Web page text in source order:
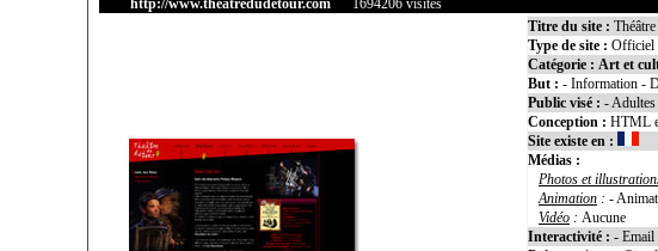
http://www.theatredudetour.com 1694206 visites
Titre du site :
Type de site : Officiel
Catégorie : Art et
But : - Information -
Public visé : - Adultes
Conception : HTML
Site existe en :
Médias :
Photos et
Animation : -
Vidéo : Aucune
Interactivité : - Email